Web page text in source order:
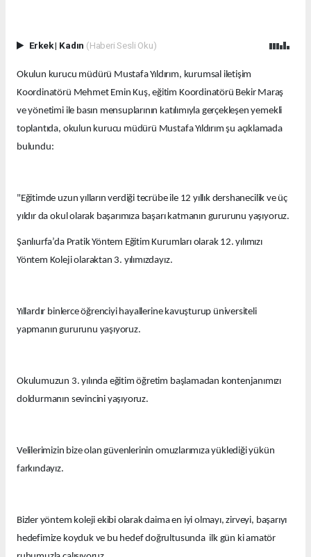
Erkek| Kadın (Haberi Sesli Oku)
Okulun kurucu müdürü Mustafa Yıldırım, kurumsal iletişim
Koordinatörü Mehmet Emin Kuş, eğitim Koordinatörü Bekir Maraş
ve yönetimi ile basın mensuplarının katılımıyla gerçekleşen yemekli
toplantıda, okulun kurucu müdürü Mustafa Yıldırım şu açıklamada
bulundu:
"Eğitimde uzun yılların verdiği tecrübe ile 12 yıllık dershanecilik ve üç
yıldır da okul olarak başarımıza başarı katmanın gururunu yaşıyoruz.
Şanlıurfa’da Pratik Yöntem Eğitim Kurumları olarak 12. yılımızı
Yöntem Koleji olaraktan 3. yılımızdayız.
Yıllardır binlerce öğrenciyi hayallerine kavuşturup üniversiteli
yapmanın gururunu yaşıyoruz.
Okulumuzun 3. yılında eğitim öğretim başlamadan kontenjanımızı
doldurmanın sevincini yaşıyoruz.
Velilerimizin bize olan güvenlerinin omuzlarımıza yüklediği yükün
farkındayız.
Bizler yöntem koleji ekibi olarak daima en iyi olmayı, zirveyi, başarıyı
hedefimize koyduk ve bu hedef doğrultusunda ilk gün ki amatör